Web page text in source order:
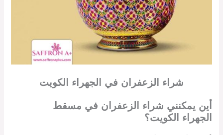
شراء الزعفران في الجهراء الكويت
أين يمكنني شراء الزعفران في مسقط
الجهراء الكويت؟